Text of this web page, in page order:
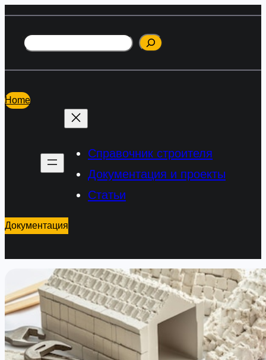
содержимому
Поиск
Home
Справочник строителя
Документация и проекты
Статьи
Документация